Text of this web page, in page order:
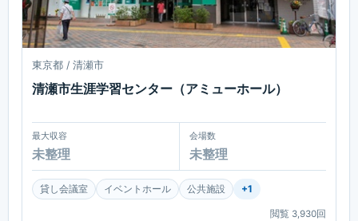
東京都 / 清瀬市
清瀬市生涯学習センター（アミューホール）
最大収容
未整理
会場数
未整理
貸し会議室 イベントホール 公共施設 +1
閲覧 3,930回